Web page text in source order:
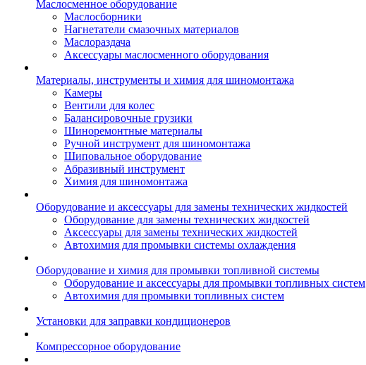
Маслосменное оборудование
Маслосборники
Нагнетатели смазочных материалов
Маслораздача
Аксессуары маслосменного оборудования
Материалы, инструменты и химия для шиномонтажа
Камеры
Вентили для колес
Балансировочные грузики
Шиноремонтные материалы
Ручной инструмент для шиномонтажа
Шиповальное оборудование
Абразивный инструмент
Химия для шиномонтажа
Оборудование и аксессуары для замены технических жидкостей
Оборудование для замены технических жидкостей
Аксессуары для замены технических жидкостей
Автохимия для промывки системы охлаждения
Оборудование и химия для промывки топливной системы
Оборудование и аксессуары для промывки топливных систем
Автохимия для промывки топливных систем
Установки для заправки кондиционеров
Компрессорное оборудование